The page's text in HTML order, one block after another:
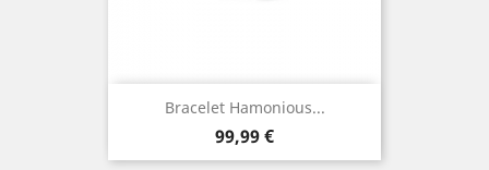
Bracelet Hamonious...
Prix
99,99 €